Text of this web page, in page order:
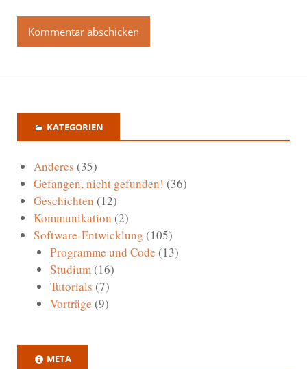
KATEGORIEN
Anderes (35)
Gefangen, nicht gefunden! (36)
Geschichten (12)
Kommunikation (2)
Software-Entwicklung (105)
Programme und Code (13)
Studium(16)
Tutorials (7)
Vorträge (9)
META